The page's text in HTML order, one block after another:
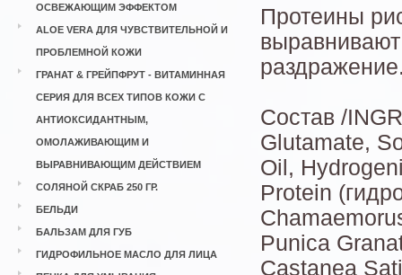
ОСВЕЖАЮЩИМ ЭФФЕКТОМ
ALOE VERA ДЛЯ ЧУВСТВИТЕЛЬНОЙ И
ПРОБЛЕМНОЙ КОЖИ
ГРАНАТ & ГРЕЙПФРУТ - ВИТАМИННАЯ
СЕРИЯ ДЛЯ ВСЕХ ТИПОВ КОЖИ С
АНТИОКСИДАНТНЫМ,
ОМОЛАЖИВАЮЩИМ И
ВЫРАВНИВАЮЩИМ ДЕЙСТВИЕМ
СОЛЯНОЙ СКРАБ 250 ГР.
БЕЛЬДИ
БАЛЬЗАМ ДЛЯ ГУБ
ГИДРОФИЛЬНОЕ МАСЛО ДЛЯ ЛИЦА
Протеины
выравнивают
Состав /
Glutamate,
Oil,
Protein
Punica
Castanea